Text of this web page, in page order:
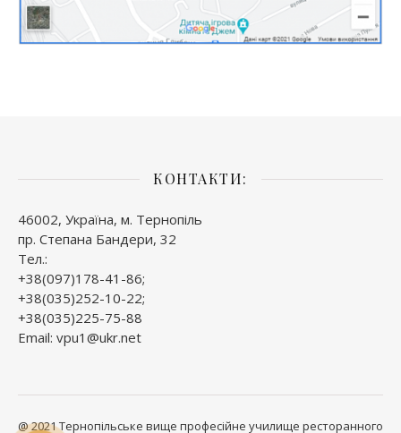
КОНТАКТИ:
46002, Україна, м. Тернопіль
пр. Степана Бандери, 32
Тел.:
+38(097)178-41-86;
+38(035)252-10-22;
+38(035)225-75-88
Email: vpu1@ukr.net
@ 2021 Тернопільське вище професійне училище ресторанного